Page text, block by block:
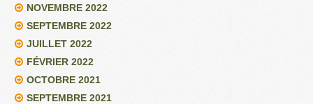
NOVEMBRE 2022
SEPTEMBRE 2022
JUILLET 2022
FÉVRIER 2022
OCTOBRE 2021
SEPTEMBRE 2021